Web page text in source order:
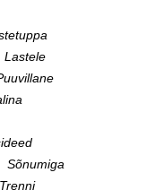
Lastele
Sõnumiga
Trenni